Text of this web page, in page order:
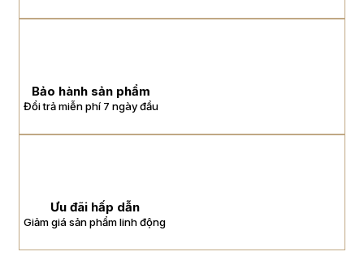
Bảo hành sản phẩm
Đổi trả miễn phí 7 ngày đầu
Ưu đãi hấp dẫn
Giảm giá sản phẩm linh động